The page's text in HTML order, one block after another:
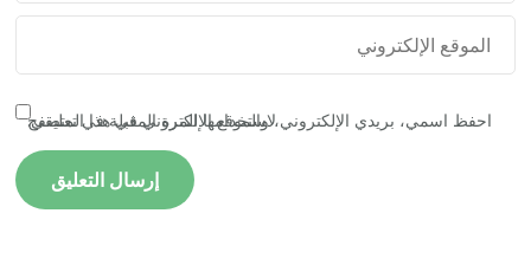
احفظ اسمي، بريدي الإلكتروني، والموقع الإلكتروني في هذا المتصفح لاستخدامها المرة المقبلة في تعليقي.